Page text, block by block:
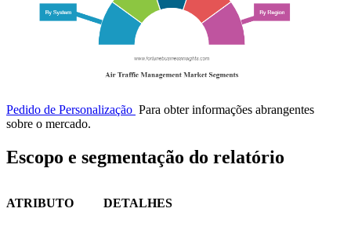
Pedido de Personalização Para obter informações abrangentes
sobre o mercado.
Escopo e segmentação do relatório
ATRIBUTO DETALHES